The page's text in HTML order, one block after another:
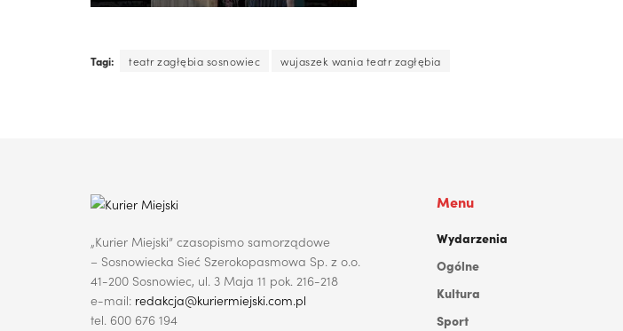
Tagi: teatr zagłębia sosnowiec wujaszek wania teatr zagłębia
„Kurier Miejski” czasopismo samorządowe
– Sosnowiecka Sieć Szerokopasmowa Sp. z o.o.
41-200 Sosnowiec, ul. 3 Maja 11 pok. 216-218
e-mail: redakcja@kuriermiejski.com.pl
tel. 600 676 194
Menu
Wydarzenia
Ogólne
Kultura
Sport